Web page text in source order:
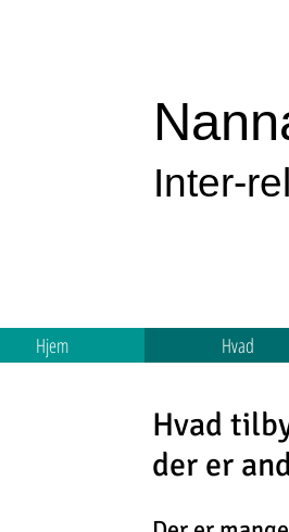
Inter-
Hjem Hvad
Hvad
der er